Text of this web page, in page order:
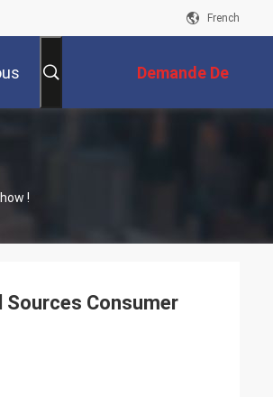
French
Demande De
Soumission
!
Sources Consumer